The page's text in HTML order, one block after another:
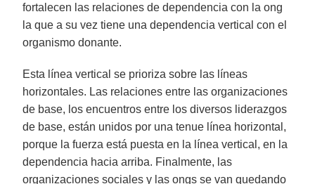
fortalecen las relaciones de dependencia con la ong
la que a su vez tiene una dependencia vertical con el
organismo donante.
Esta línea vertical se prioriza sobre las líneas
horizontales. Las relaciones entre las organizaciones
de base, los encuentros entre los diversos liderazgos
de base, están unidos por una tenue línea horizontal,
porque la fuerza está puesta en la línea vertical, en la
dependencia hacia arriba. Finalmente, las
organizaciones sociales y las ongs se van quedando